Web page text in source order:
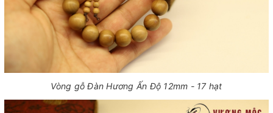
Vòng gỗ Đàn Hương Ấn Độ 12mm - 17 hạt